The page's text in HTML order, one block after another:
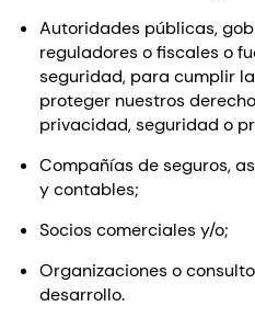
Autoridades públicas,
reguladores o fiscales o
seguridad, para cumplir
proteger nuestros
privacidad, seguridad o
Compañías de seguros,
y contables;
Socios comerciales y/o;
Organizaciones o
desarrollo.